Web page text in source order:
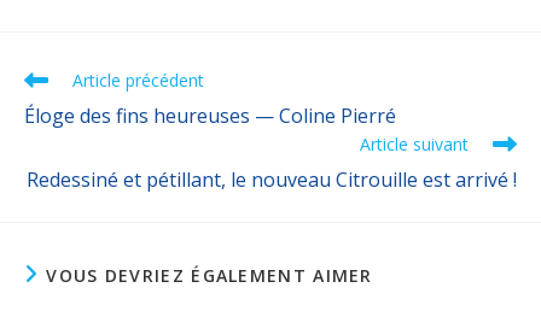
Article précédent
Éloge des fins heureuses — Coline Pierré
Article suivant
Redessiné et pétillant, le nouveau Citrouille est arrivé !
VOUS DEVRIEZ ÉGALEMENT AIMER